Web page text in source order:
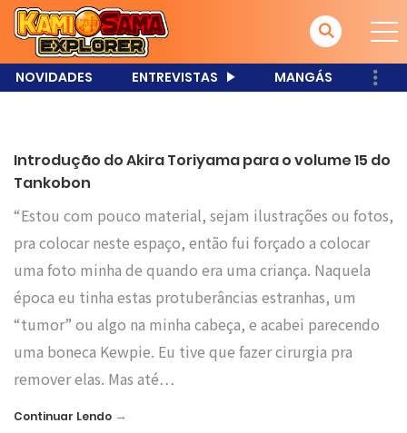
NOVIDADES ENTREVISTAS MANGÁS
Introdução do Akira Toriyama para o volume 15 do
Tankobon
“Estou com pouco material, sejam ilustrações ou fotos,
pra colocar neste espaço, então fui forçado a colocar
uma foto minha de quando era uma criança. Naquela
época eu tinha estas protuberâncias estranhas, um
“tumor” ou algo na minha cabeça, e acabei parecendo
uma boneca Kewpie. Eu tive que fazer cirurgia pra
remover elas. Mas até…
Continuar Lendo →